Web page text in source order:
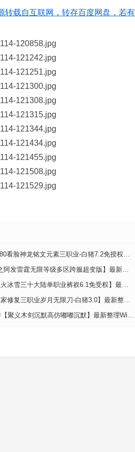
转载自互联网，转存百度网盘，若
铭文元素三职业-白猪7.2免授权】最新整理Win系特色端+
限等级多区跨服超变版】最新整理单机一键即玩镜像端+L
大陆单职业裤衩6.1免受权】最新整理Win系特色服务端+
业岁月无限刀-白猪3.0】最新整理Win系特色服务端+安卓
沉默高仿嘟嘟沉默】最新整理Win系服务端+安卓苹果PC三